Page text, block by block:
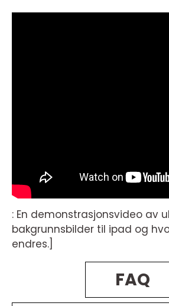
: En demonstrasjonsvideo av
bakgrunnsbilder til ipad og
endres.]
FAQ